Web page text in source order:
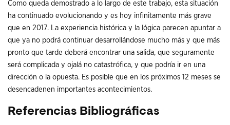
Como queda demostrado a lo largo de este trabajo, esta situación
ha continuado evolucionando y es hoy infinitamente más grave
que en 2017. La experiencia histórica y la lógica parecen apuntar a
que ya no podrá continuar desarrollándose mucho más y que más
pronto que tarde deberá encontrar una salida, que seguramente
será complicada y ojalá no catastrófica, y que podría ir en una
dirección o la opuesta. Es posible que en los próximos 12 meses se
desencadenen importantes acontecimientos.
Referencias Bibliográficas